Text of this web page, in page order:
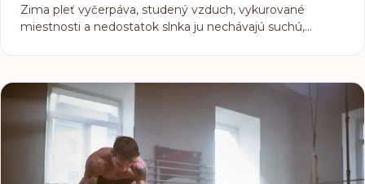
Zima pleť vyčerpáva, studený vzduch, vykurované
miestnosti a nedostatok slnka ju nechávajú suchú,
sú 3 tipy na jarný glow-up.